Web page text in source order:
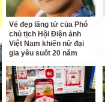
Vẻ đẹp lãng tử của Phó
chủ tịch Hội Điện ảnh
Việt Nam khiến nữ đại
gia yêu suốt 20 năm